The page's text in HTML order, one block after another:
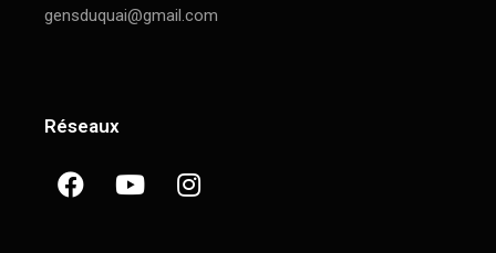
gensduquai@gmail.com
Réseaux